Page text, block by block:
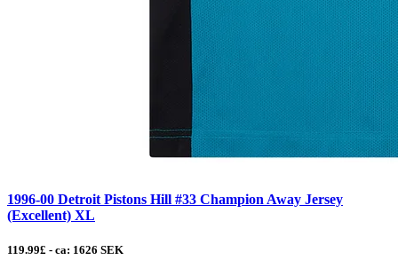
1996-00 Detroit Pistons Hill #33 Champion Away Jersey
(Excellent) XL
119.99£ - ca: 1626 SEK